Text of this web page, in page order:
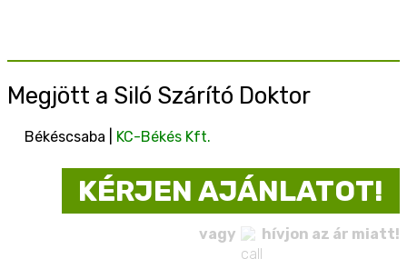
Megjött a Siló Szárító Doktor
Békéscsaba | KC-Békés Kft.
KÉRJEN AJÁNLATOT!
vagy hívjon az ár miatt!